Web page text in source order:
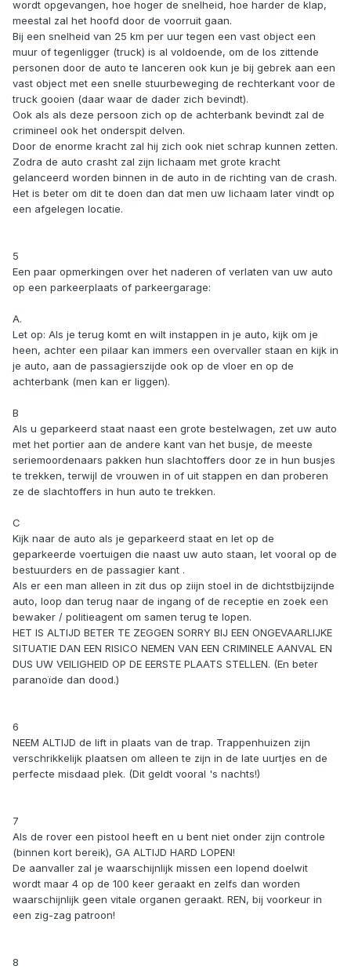
wordt opgevangen, hoe hoger de snelheid, hoe harder de klap,
meestal zal het hoofd door de voorruit gaan.
Bij een snelheid van 25 km per uur tegen een vast object een
muur of tegenligger (truck) is al voldoende, om de los zittende
personen door de auto te lanceren ook kun je bij gebrek aan een
vast object met een snelle stuurbeweging de rechterkant voor de
truck gooien (daar waar de dader zich bevindt).
Ook als als deze persoon zich op de achterbank bevindt zal de
crimineel ook het onderspit delven.
Door de enorme kracht zal hij zich ook niet schrap kunnen zetten.
Zodra de auto crasht zal zijn lichaam met grote kracht
gelanceerd worden binnen in de auto in de richting van de crash.
Het is beter om dit te doen dan dat men uw lichaam later vindt op
een afgelegen locatie.
5
Een paar opmerkingen over het naderen of verlaten van uw auto
op een parkeerplaats of parkeergarage:
A.
Let op: Als je terug komt en wilt instappen in je auto, kijk om je
heen, achter een pilaar kan immers een overvaller staan en kijk in
je auto, aan de passagierszijde ook op de vloer en op de
achterbank (men kan er liggen).
B
Als u geparkeerd staat naast een grote bestelwagen, zet uw auto
met het portier aan de andere kant van het busje, de meeste
seriemoordenaars pakken hun slachtoffers door ze in hun busjes
te trekken, terwijl de vrouwen in of uit stappen en dan proberen
ze de slachtoffers in hun auto te trekken.
C
Kijk naar de auto als je geparkeerd staat en let op de
geparkeerde voertuigen die naast uw auto staan, let vooral op de
bestuurders en de passagier kant .
Als er een man alleen in zit dus op ziijn stoel in de dichtstbijzijnde
auto, loop dan terug naar de ingang of de receptie en zoek een
bewaker / politieagent om samen terug te lopen.
HET IS ALTIJD BETER TE ZEGGEN SORRY BIJ EEN ONGEVAARLIJKE
SITUATIE DAN EEN RISICO NEMEN VAN EEN CRIMINELE AANVAL EN
DUS UW VEILIGHEID OP DE EERSTE PLAATS STELLEN. (En beter
paranoïde dan dood.)
6
NEEM ALTIJD de lift in plaats van de trap. Trappenhuizen zijn
verschrikkelijk plaatsen om alleen te zijn in de late uurtjes en de
perfecte misdaad plek. (Dit geldt vooral 's nachts!)
7
Als de rover een pistool heeft en u bent niet onder zijn controle
(binnen kort bereik), GA ALTIJD HARD LOPEN!
De aanvaller zal je waarschijnlijk missen een lopend doelwit
wordt maar 4 op de 100 keer geraakt en zelfs dan worden
waarschijnlijk geen vitale organen geraakt. REN, bij voorkeur in
een zig-zag patroon!
8